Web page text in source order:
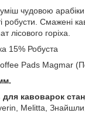
чудовою
робусти. Смажені
лісового горіха.
15% Робуста
Pads Magmar
кавоварок
Melitta,